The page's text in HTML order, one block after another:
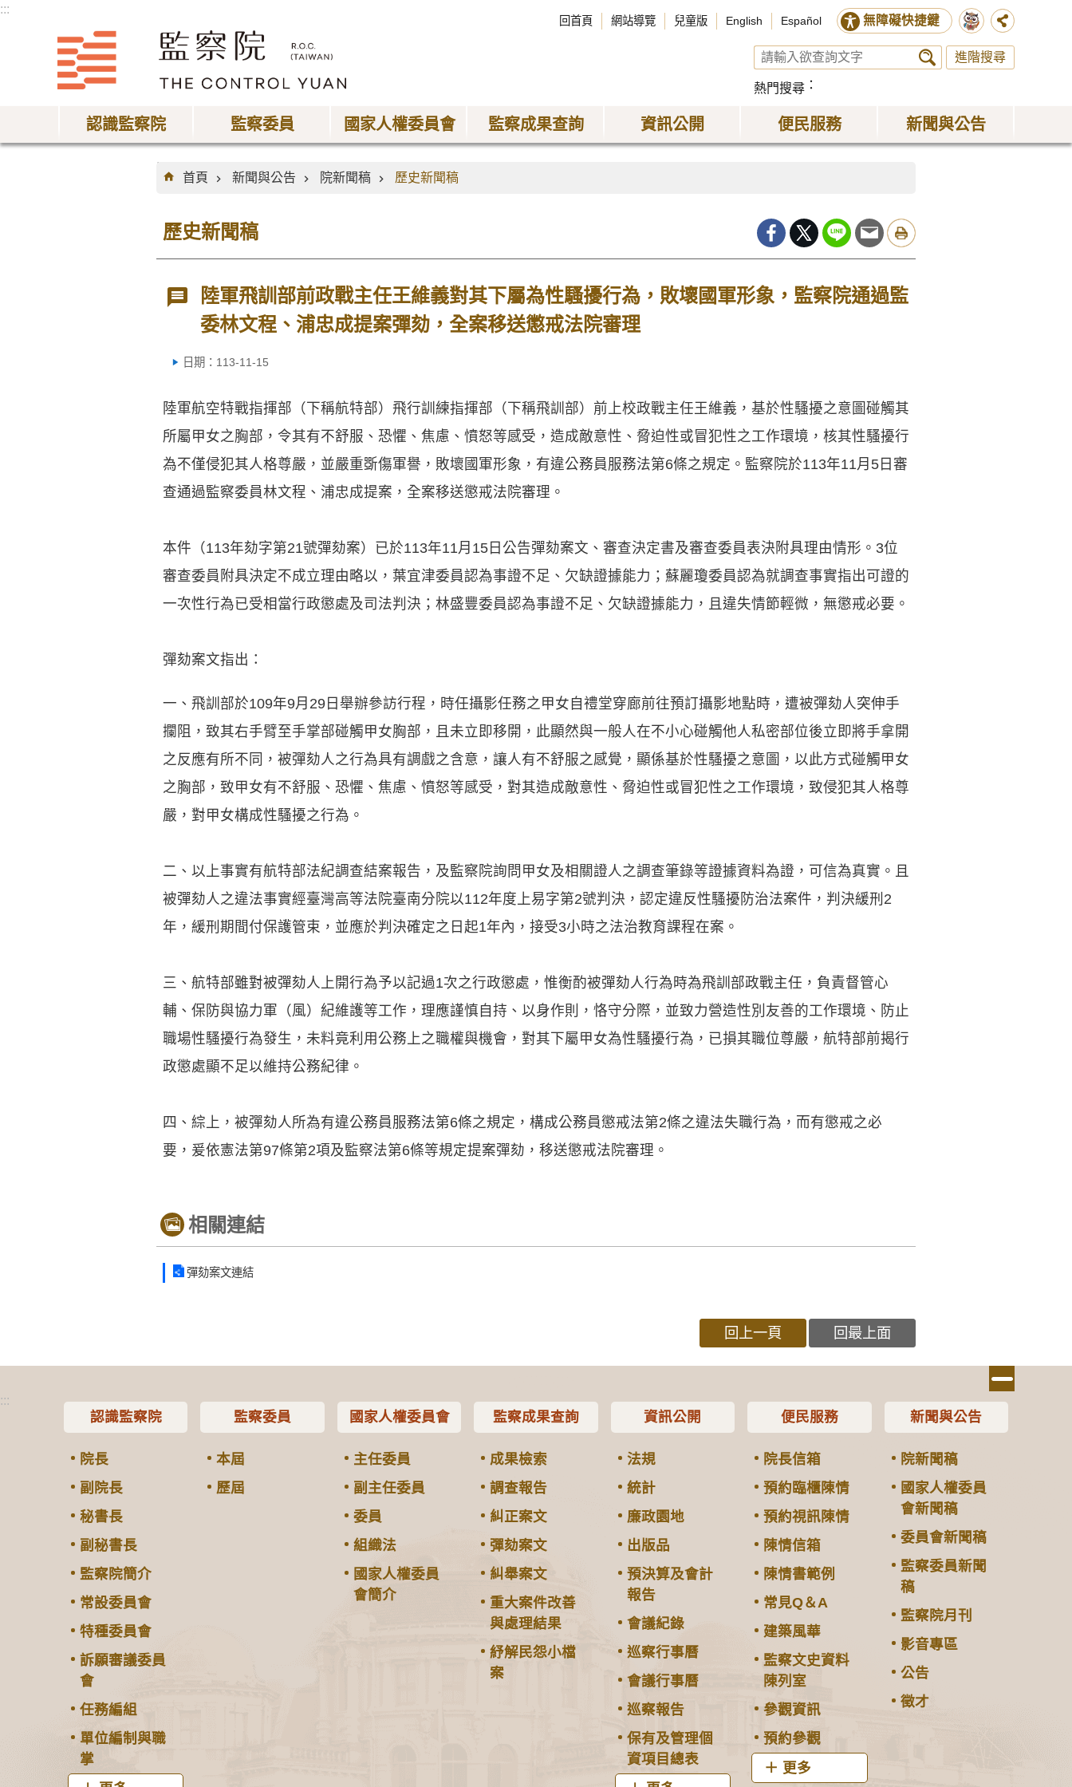
:::
回首頁 網站導覽 兒童版 English Español 無障礙快捷鍵
進階搜尋
熱門搜尋
認識監察院 監察委員 國家人權委員會 監察成果查詢 資訊公開 便民服務 新聞與公告
:::
首頁
新聞與公告 院新聞稿 歷史新聞稿
歷史新聞稿
陸軍飛訓部前政戰主任王維義對其下屬為性騷擾行為，敗壞國軍形象，監察院通過監
委林文程、浦忠成提案彈劾，全案移送懲戒法院審理
日期：113-11-15
陸軍航空特戰指揮部（下稱航特部）飛行訓練指揮部（下稱飛訓部）前上校政戰主任王維義，基於性騷擾之意圖碰觸其
所屬甲女之胸部，令其有不舒服、恐懼、焦慮、憤怒等感受，造成敵意性、脅迫性或冒犯性之工作環境，核其性騷擾行
為不僅侵犯其人格尊嚴，並嚴重斲傷軍譽，敗壞國軍形象，有違公務員服務法第6條之規定。監察院於113年11月5日審
查通過監察委員林文程、浦忠成提案，全案移送懲戒法院審理。
本件（113年劾字第21號彈劾案）已於113年11月15日公告彈劾案文、審查決定書及審查委員表決附具理由情形。3位
審查委員附具決定不成立理由略以，葉宜津委員認為事證不足、欠缺證據能力；蘇麗瓊委員認為就調查事實指出可證的
一次性行為已受相當行政懲處及司法判決；林盛豐委員認為事證不足、欠缺證據能力，且違失情節輕微，無懲戒必要。
彈劾案文指出：
一、飛訓部於109年9月29日舉辦參訪行程，時任攝影任務之甲女自禮堂穿廊前往預訂攝影地點時，遭被彈劾人突伸手
攔阻，致其右手臂至手掌部碰觸甲女胸部，且未立即移開，此顯然與一般人在不小心碰觸他人私密部位後立即將手拿開
之反應有所不同，被彈劾人之行為具有調戲之含意，讓人有不舒服之感覺，顯係基於性騷擾之意圖，以此方式碰觸甲女
之胸部，致甲女有不舒服、恐懼、焦慮、憤怒等感受，對其造成敵意性、脅迫性或冒犯性之工作環境，致侵犯其人格尊
嚴，對甲女構成性騷擾之行為。
二、以上事實有航特部法紀調查結案報告，及監察院詢問甲女及相關證人之調查筆錄等證據資料為證，可信為真實。且
被彈劾人之違法事實經臺灣高等法院臺南分院以112年度上易字第2號判決，認定違反性騷擾防治法案件，判決緩刑2
年，緩刑期間付保護管束，並應於判決確定之日起1年內，接受3小時之法治教育課程在案。
三、航特部雖對被彈劾人上開行為予以記過1次之行政懲處，惟衡酌被彈劾人行為時為飛訓部政戰主任，負責督管心
輔、保防與協力軍（風）紀維護等工作，理應謹慎自持、以身作則，恪守分際，並致力營造性別友善的工作環境、防止
職場性騷擾行為發生，未料竟利用公務上之職權與機會，對其下屬甲女為性騷擾行為，已損其職位尊嚴，航特部前揭行
政懲處顯不足以維持公務紀律。
四、綜上，被彈劾人所為有違公務員服務法第6條之規定，構成公務員懲戒法第2條之違法失職行為，而有懲戒之必
要，爰依憲法第97條第2項及監察法第6條等規定提案彈劾，移送懲戒法院審理。
相關連結
彈劾案文連結
回上一頁 回最上面
:::
認識監察院
院長
副院長
秘書長
副秘書長
監察院簡介
常設委員會
特種委員會
訴願審議委員
會
任務編組
單位編制與職
掌
監察委員
本屆
歷屆
國家人權委員會
主任委員
副主任委員
委員
組織法
國家人權委員
會簡介
監察成果查詢
成果檢索
調查報告
糾正案文
彈劾案文
糾舉案文
重大案件改善
與處理結果
紓解民怨小檔
案
資訊公開
法規
統計
廉政園地
出版品
預決算及會計
報告
會議紀錄
巡察行事曆
會議行事曆
巡察報告
保有及管理個
資項目總表
便民服務
院長信箱
預約臨櫃陳情
預約視訊陳情
陳情信箱
陳情書範例
常見Q＆A
建築風華
監察文史資料
陳列室
參觀資訊
預約參觀
更多
新聞與公告
院新聞稿
國家人權委員
會新聞稿
委員會新聞稿
監察委員新聞
稿
監察院月刊
影音專區
公告
徵才